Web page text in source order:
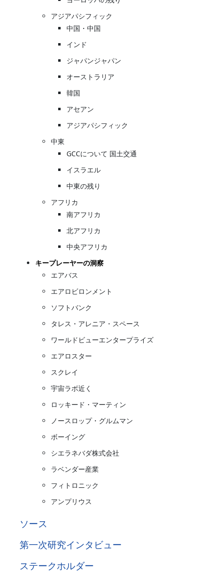
アジアパシフィック
中国・中国
インド
ジャパンジャパン
オーストラリア
韓国
アセアン
アジアパシフィック
中東
GCCについて 国土交通
イスラエル
中東の残り
アフリカ
南アフリカ
北アフリカ
中央アフリカ
キープレーヤーの洞察
エアバス
エアロビロンメント
ソフトバンク
タレス・アレニア・スペース
ワールドビューエンタープライズ
エアロスター
スクレイ
宇宙ラボ近く
ロッキード・マーティン
ノースロップ・グルムマン
ボーイング
シエラネバダ株式会社
ラベンダー産業
フィトロニック
アンプリウス
ソース
第一次研究インタビュー
ステークホルダー